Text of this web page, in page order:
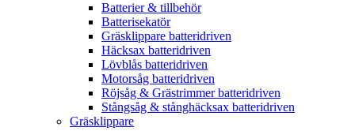
Batterier & tillbehör
Batterisekatör
Gräsklippare batteridriven
Häcksax batteridriven
Lövblås batteridriven
Motorsåg batteridriven
Röjsåg & Grästrimmer batteridriven
Stångsåg & stånghäcksax batteridriven
Gräsklippare